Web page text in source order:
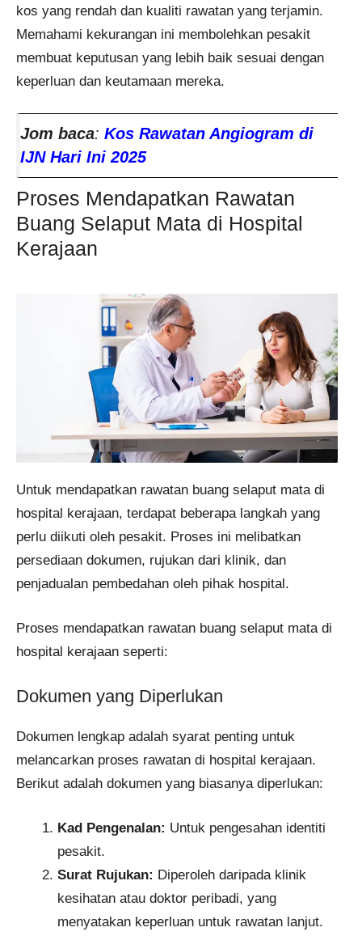
kos yang rendah dan kualiti rawatan yang terjamin.
Memahami kekurangan ini membolehkan pesakit
membuat keputusan yang lebih baik sesuai dengan
keperluan dan keutamaan mereka.
Jom baca: Kos Rawatan Angiogram di
IJN Hari Ini 2025
Proses Mendapatkan Rawatan
Buang Selaput Mata di Hospital
Kerajaan
Untuk mendapatkan rawatan buang selaput mata di
hospital kerajaan, terdapat beberapa langkah yang
perlu diikuti oleh pesakit. Proses ini melibatkan
persediaan dokumen, rujukan dari klinik, dan
penjadualan pembedahan oleh pihak hospital.
Proses mendapatkan rawatan buang selaput mata di
hospital kerajaan seperti:
Dokumen yang Diperlukan
Dokumen lengkap adalah syarat penting untuk
melancarkan proses rawatan di hospital kerajaan.
Berikut adalah dokumen yang biasanya diperlukan:
Kad Pengenalan: Untuk pengesahan identiti
pesakit.
Surat Rujukan: Diperoleh daripada klinik
kesihatan atau doktor peribadi, yang
menyatakan keperluan untuk rawatan lanjut.